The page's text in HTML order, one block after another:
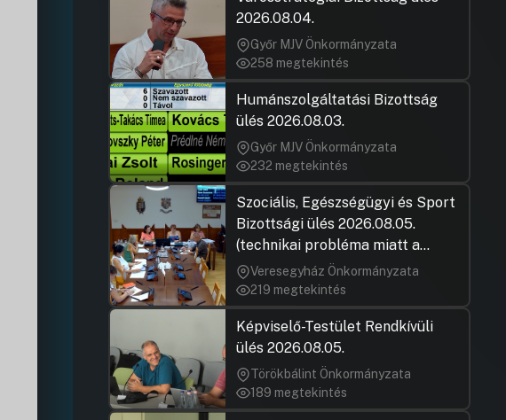
2026.08.04.
Győr MJV Önkormányzata
258 megtekintés
Humánszolgáltatási Bizottság
ülés 2026.08.03.
Győr MJV Önkormányzata
232 megtekintés
Szociális, Egészségügyi és Sport
Bizottsági ülés 2026.08.05.
(technikai probléma miatt a
jegyzőkönyv elfogadása nem
rögzült)
Veresegyház Önkormányzata
219 megtekintés
Képviselő-Testület Rendkívüli
ülés 2026.08.05.
Törökbálint Önkormányzata
189 megtekintés